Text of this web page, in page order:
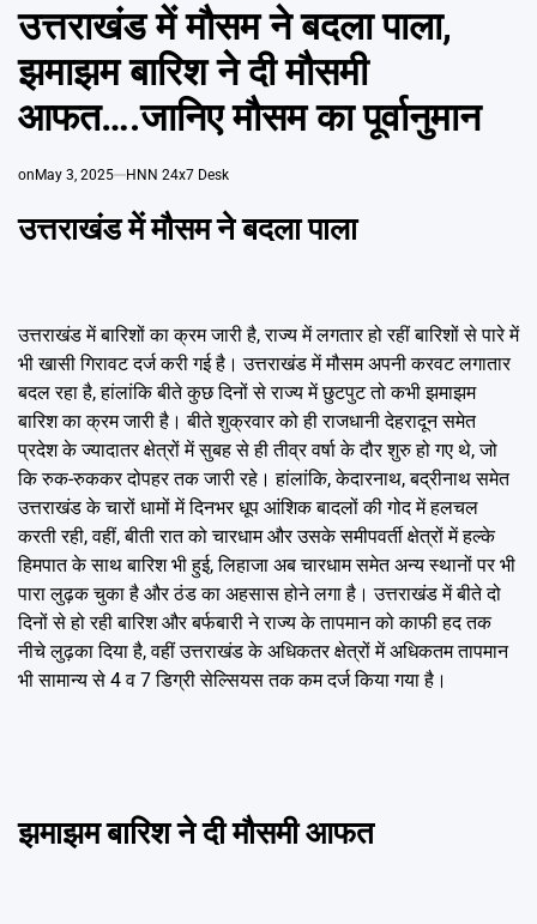
उत्तराखंड में मौसम ने बदला पाला,
झमाझम बारिश ने दी मौसमी
आफत….जानिए मौसम का पूर्वानुमान
on May 3, 2025 HNN 24x7 Desk
उत्तराखंड में मौसम ने बदला पाला
उत्तराखंड में बारिशों का क्रम जारी है, राज्य में लगतार हो रहीं बारिशों से पारे में
भी खासी गिरावट दर्ज करी गई है। उत्तराखंड में मौसम अपनी करवट लगातार
बदल रहा है, हांलांकि बीते कुछ दिनों से राज्य में छुटपुट तो कभी झमाझम
बारिश का क्रम जारी है। बीते शुक्रवार को ही राजधानी देहरादून समेत
प्रदेश के ज्यादातर क्षेत्रों में सुबह से ही तीव्र वर्षा के दौर शुरु हो गए थे, जो
कि रुक-रुककर दोपहर तक जारी रहे। हांलांकि, केदारनाथ, बद्रीनाथ समेत
उत्तराखंड के चारों धामों में दिनभर धूप आंशिक बादलों की गोद में हलचल
करती रही, वहीं, बीती रात को चारधाम और उसके समीपवर्ती क्षेत्रों में हल्के
हिमपात के साथ बारिश भी हुई, लिहाजा अब चारधाम समेत अन्य स्थानों पर भी
पारा लुढ़क चुका है और ठंड का अहसास होने लगा है। उत्तराखंड में बीते दो
दिनों से हो रही बारिश और बर्फबारी ने राज्य के तापमान को काफी हद तक
नीचे लुढ़का दिया है, वहीं उत्तराखंड के अधिकतर क्षेत्रों में अधिकतम तापमान
भी सामान्य से 4 व 7 डिग्री सेल्सियस तक कम दर्ज किया गया है।
झमाझम बारिश ने दी मौसमी आफत